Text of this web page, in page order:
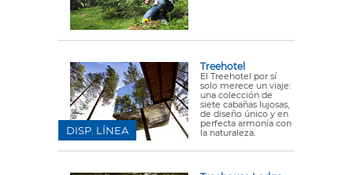
Treehotel
El Treehotel por sí
solo merece un viaje:
una colección de
siete cabañas lujosas,
de diseño único y en
perfecta armonía con
la naturaleza.
DISP. LÍNEA